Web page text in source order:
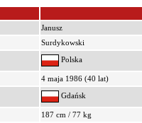
Janusz
Surdykowski
Polska
4 maja 1986 (40 lat)
Gdańsk
187 cm / 77 kg